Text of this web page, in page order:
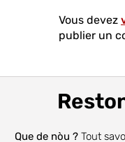
Vous devez
publier un
Que de nòu ?Tout